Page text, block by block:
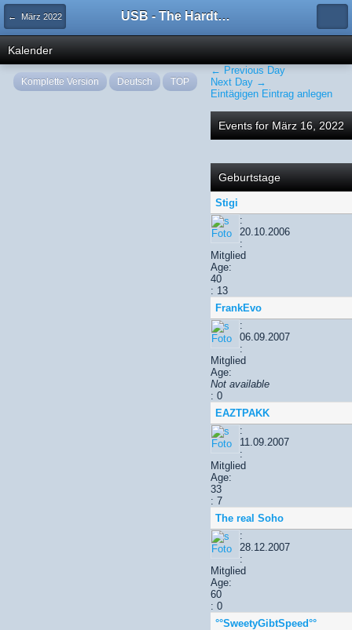
← März 2022 USB - The Hardtechno Family
Kalender
← Previous Day
Next Day →
Eintägigen Eintrag anlegen
Events for März 16, 2022
Geburtstage
Stigi
:
20.10.2006
:
Mitglied
Age:
40
: 13
FrankEvo
:
06.09.2007
:
Mitglied
Age:
Not available
: 0
EAZTPAKK
:
11.09.2007
:
Mitglied
Age:
33
: 7
The real Soho
:
28.12.2007
:
Mitglied
Age:
60
: 0
°°SweetyGibtSpeed°°
Komplette Version Deutsch TOP